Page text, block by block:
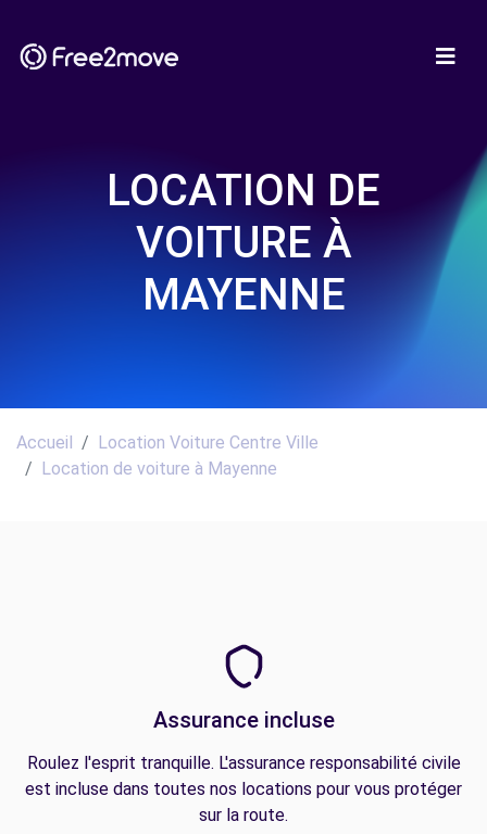
LOCATION DE
VOITURE À
MAYENNE
Accueil
Location Voiture Centre Ville
Location de voiture à Mayenne
Assurance incluse
Roulez l'esprit tranquille. L'assurance responsabilité civile
est incluse dans toutes nos locations pour vous protéger
sur la route.